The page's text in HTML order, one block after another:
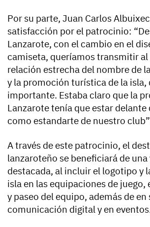
Por su parte, Juan Carlos
satisfacción por el patrocinio:
Lanzarote, con el cambio en el
camiseta, queríamos transmitir
relación estrecha del nombre de
y la promoción turística de la isla,
importante. Estaba claro que la
Lanzarote tenía que estar delante
como estandarte de nuestro
A través de este patrocinio, el
lanzaroteño se beneficiará de
destacada, al incluir el logotipo y
isla en las equipaciones de
y paseo del equipo, además de en
comunicación digital y en